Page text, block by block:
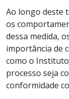
Ao longo deste
os
dessa medida,
importância de
como o
processo seja
conformidade